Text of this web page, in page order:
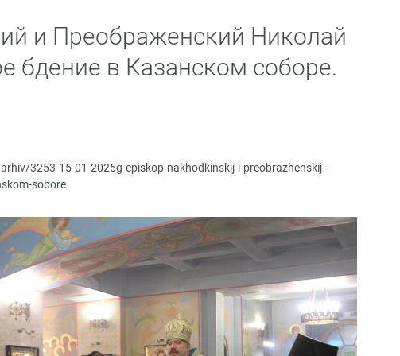
и Преображенский Николай
бдение в Казанском соборе.
3253-15-01-2025g-episkop-nakhodkinskij-i-preobrazhenskij-
sobore